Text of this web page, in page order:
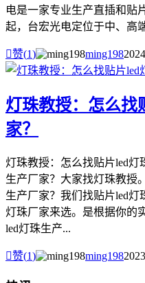
电是一家专业生产直插和贴
起，台宏光电定位于中、高
赞(1) ming198
灯珠教授：怎么找
家？
灯珠教授：怎么找贴片led灯
生产厂家？大家找灯珠教授
生产厂家？我们找贴片led
灯珠厂家来选。是根据你的
led灯珠生产...
赞(1) ming198